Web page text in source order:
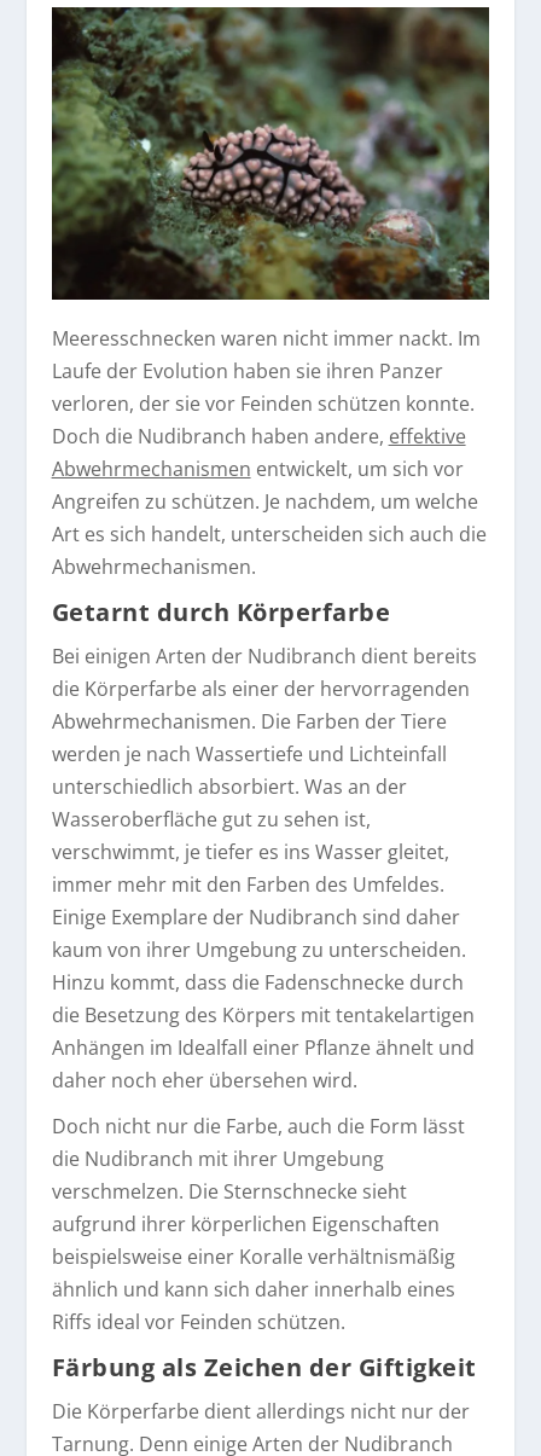
Meeresschnecken waren nicht immer nackt. Im
Laufe der Evolution haben sie ihren Panzer
verloren, der sie vor Feinden schützen konnte.
Doch die Nudibranch haben andere, effektive
Abwehrmechanismen entwickelt, um sich vor
Angreifen zu schützen. Je nachdem, um welche
Art es sich handelt, unterscheiden sich auch die
Abwehrmechanismen.
Getarnt durch Körperfarbe
Bei einigen Arten der Nudibranch dient bereits
die Körperfarbe als einer der hervorragenden
Abwehrmechanismen. Die Farben der Tiere
werden je nach Wassertiefe und Lichteinfall
unterschiedlich absorbiert. Was an der
Wasseroberfläche gut zu sehen ist,
verschwimmt, je tiefer es ins Wasser gleitet,
immer mehr mit den Farben des Umfeldes.
Einige Exemplare der Nudibranch sind daher
kaum von ihrer Umgebung zu unterscheiden.
Hinzu kommt, dass die Fadenschnecke durch
die Besetzung des Körpers mit tentakelartigen
Anhängen im Idealfall einer Pflanze ähnelt und
daher noch eher übersehen wird.
Doch nicht nur die Farbe, auch die Form lässt
die Nudibranch mit ihrer Umgebung
verschmelzen. Die Sternschnecke sieht
aufgrund ihrer körperlichen Eigenschaften
beispielsweise einer Koralle verhältnismäßig
ähnlich und kann sich daher innerhalb eines
Riffs ideal vor Feinden schützen.
Färbung als Zeichen der Giftigkeit
Die Körperfarbe dient allerdings nicht nur der
Tarnung. Denn einige Arten der Nudibranch